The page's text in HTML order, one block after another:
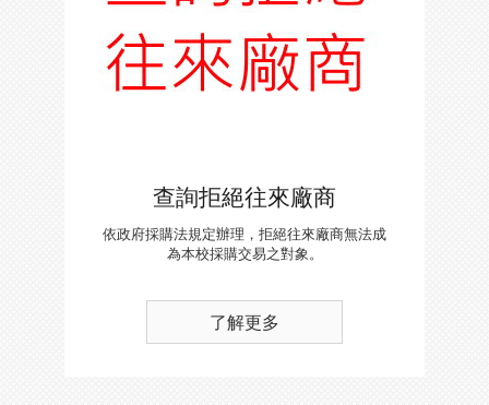
查詢拒絕往來廠商
依政府採購法規定辦理，拒絕往來廠商無法成
為本校採購交易之對象。
了解更多